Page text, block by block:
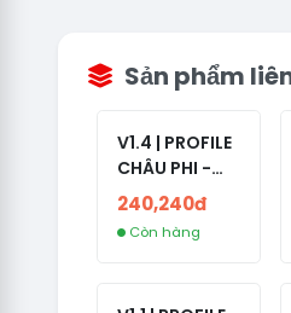
Sản phẩm
V1.4 | PROFILE
CHÂU PHI -
ETHIOPIA CỔ -
NO 2FA -
RANDOM BẠN
240,240đ
Còn hàng